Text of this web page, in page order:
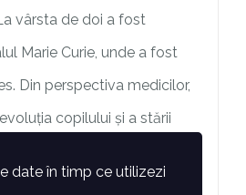
vârsta de doi a fost
Marie Curie, unde a fost
Din perspectiva medicilor,
copilului și a stării
date în timp ce utilizezi